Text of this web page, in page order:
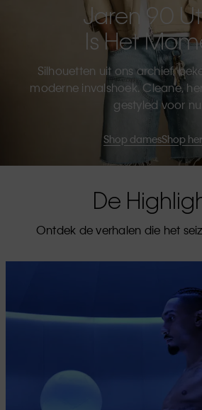
Jaren 90
Is Het
Silhouetten uit ons archief,
moderne invalshoek. Cleane,
gestyled voor nu.
Shop damesShop
De
Ontdek de verhalen die het